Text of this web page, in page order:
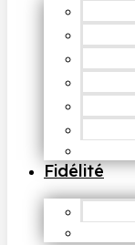
Fidélité